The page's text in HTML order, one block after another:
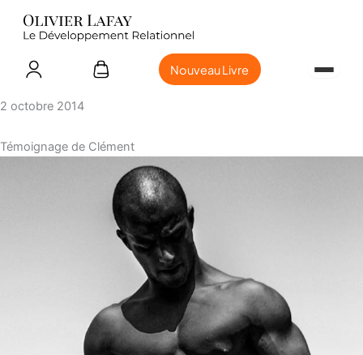
Nouveau Livre
2 octobre 2014
Témoignage de Clément